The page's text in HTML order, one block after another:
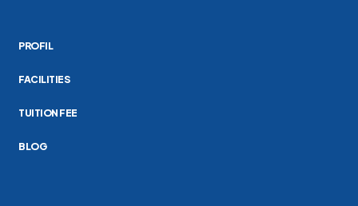
PROFIL
FACILITIES
TUITION FEE
BLOG